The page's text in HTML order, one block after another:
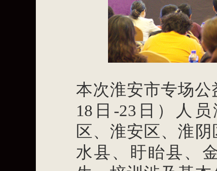
本次淮安市专场
18日-23日）人
区、淮安区、淮
水县、盱眙县、